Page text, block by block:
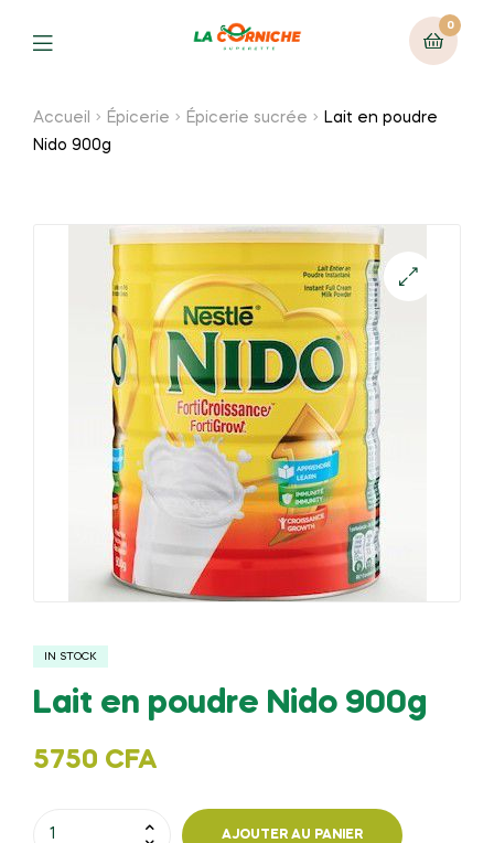
0
Menu
Accueil Épicerie Épicerie sucrée
Lait en poudre
Nido 900g
IN STOCK
Lait en poudre Nido 900g
5750 CFA
AJOUTER AU PANIER